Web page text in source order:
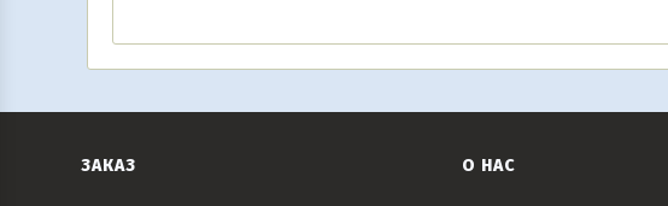
ЗАКАЗ О НАС